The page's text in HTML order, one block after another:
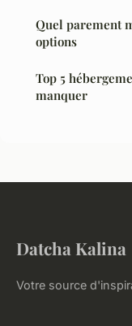
Quel parement
options
Top 5
manquer
Datcha Kalina
Votre source